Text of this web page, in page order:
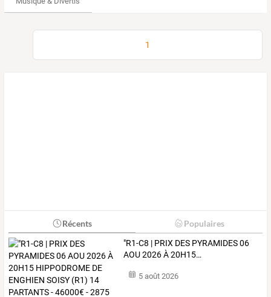
1
Récents Populaires
"R1-C8 | PRIX DES PYRAMIDES06
AOU2026À20H15…
5 août 2026